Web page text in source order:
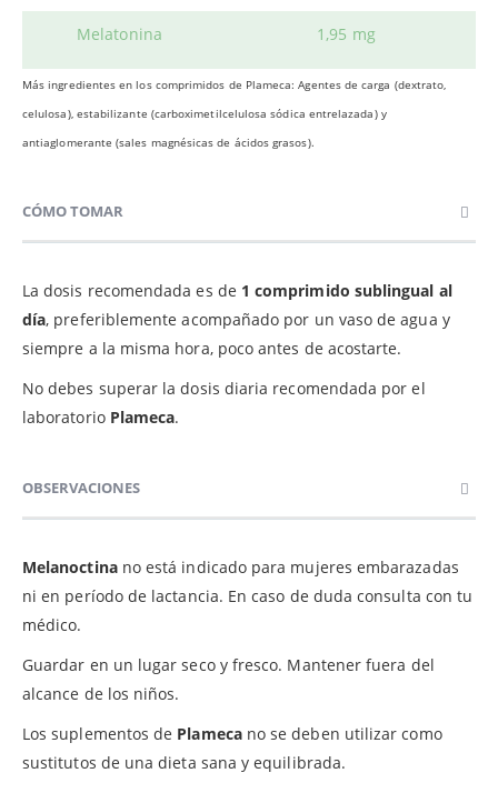
Melatonina 1,95 mg
Más ingredientes en los comprimidos de Plameca: Agentes de carga (dextrato,
celulosa), estabilizante (carboximetilcelulosa sódica entrelazada) y
antiaglomerante (sales magnésicas de ácidos grasos).
CÓMO TOMAR
La dosis recomendada es de 1 comprimido sublingual al
día, preferiblemente acompañado por un vaso de agua y
siempre a la misma hora, poco antes de acostarte.
No debes superar la dosis diaria recomendada por el
laboratorio Plameca.
OBSERVACIONES
Melanoctinano está indicado para mujeres embarazadas
ni en período de lactancia. En caso de duda consulta con tu
médico.
Guardar en un lugar seco y fresco. Mantener fuera del
alcance de los niños.
Los suplementos de Plamecano se deben utilizar como
sustitutos de una dieta sana y equilibrada.